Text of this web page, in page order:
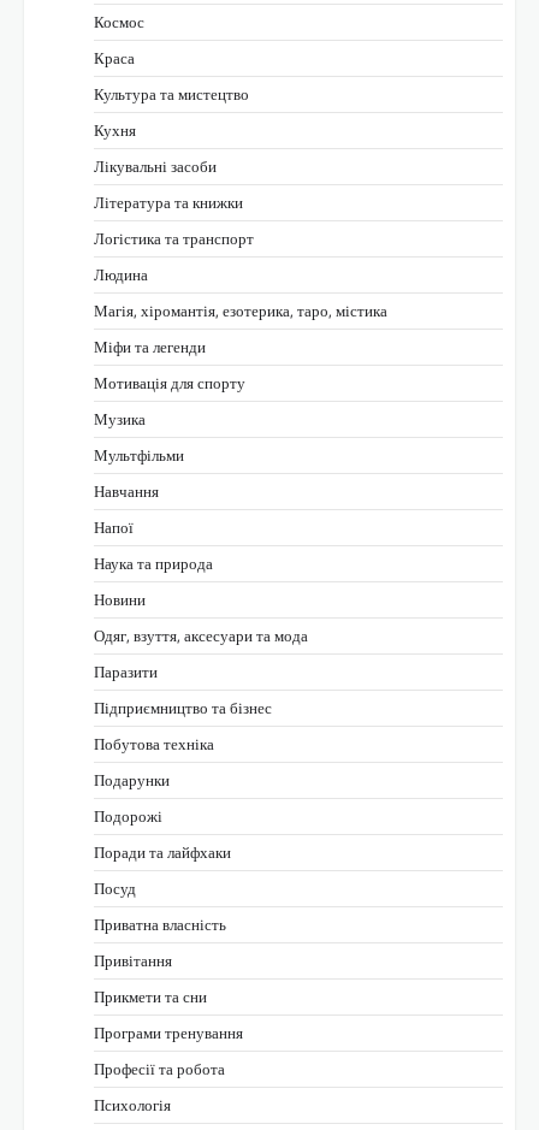
Космос
Краса
Культура та мистецтво
Кухня
Лікувальні засоби
Література та книжки
Логістика та транспорт
Людина
Магія, хіромантія, езотерика, таро, містика
Міфи та легенди
Мотивація для спорту
Музика
Мультфільми
Навчання
Напої
Наука та природа
Новини
Одяг, взуття, аксесуари та мода
Паразити
Підприємництво та бізнес
Побутова техніка
Подарунки
Подорожі
Поради та лайфхаки
Посуд
Приватна власність
Привітання
Прикмети та сни
Програми тренування
Професії та робота
Психологія